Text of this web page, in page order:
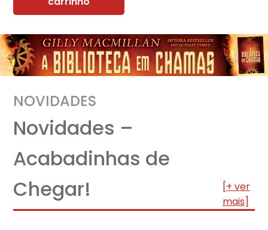
NOVIDADES
Novidades –
Acabadinhas de
Chegar!
[+ ver
mais]